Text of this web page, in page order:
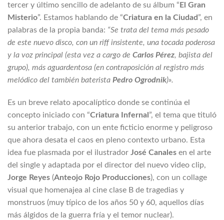
tercer y último sencillo de adelanto de su álbum “El Gran
Misterio”. Estamos hablando de “Criatura en la Ciudad”, en
palabras de la propia banda: “Se trata del tema más pesado
de este nuevo disco, con un riff insistente, una tocada poderosa
y la voz principal (esta vez a cargo de Carlos Pérez, bajista del
grupo), más aguardentosa (en contraposición al registro más
melódico del también baterista Pedro Ogrodnik)».
Es un breve relato apocalíptico donde se continúa el
concepto iniciado con “Criatura Infernal ”, el tema que tituló
su anterior trabajo, con un ente ficticio enorme y peligroso
que ahora desata el caos en pleno contexto urbano. Esta
idea fue plasmada por el ilustrador José Canales en el arte
del single y adaptada por el director del nuevo video clip,
Jorge Reyes (Anteojo Rojo Producciones), con un collage
visual que homenajea al cine clase B de tragedias y
monstruos (muy típico de los años 50 y 60, aquellos días
más álgidos de la guerra fría y el temor nuclear).